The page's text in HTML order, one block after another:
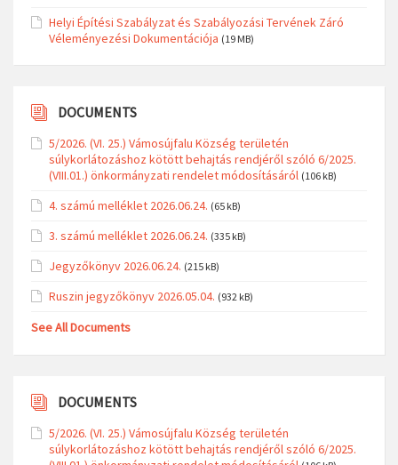
Helyi Építési Szabályzat és Szabályozási Tervének Záró
Véleményezési Dokumentációja (19 MB)
DOCUMENTS
5/2026. (VI. 25.) Vámosújfalu Község területén
súlykorlátozáshoz kötött behajtás rendjéről szóló 6/2025.
(VIII.01.) önkormányzati rendelet módosításáról (106 kB)
4. számú melléklet 2026.06.24. (65 kB)
3. számú melléklet 2026.06.24. (335 kB)
Jegyzőkönyv 2026.06.24. (215 kB)
Ruszin jegyzőkönyv 2026.05.04. (932 kB)
See All Documents
DOCUMENTS
5/2026. (VI. 25.) Vámosújfalu Község területén
súlykorlátozáshoz kötött behajtás rendjéről szóló 6/2025.